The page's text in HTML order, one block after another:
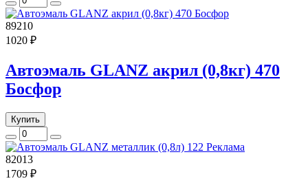
89210
1020 ₽
Автоэмаль GLANZ акрил (0,8кг) 470
Босфор
Купить
82013
1709 ₽